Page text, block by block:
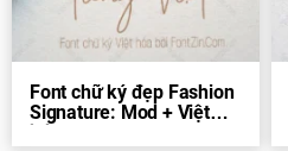
Font chữ ký đẹp Fashion
Signature: Mod + Việt